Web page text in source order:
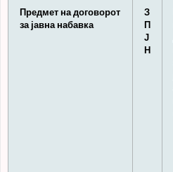
Предмет на договорот
за јавна набавка
З
П
Ј
Н